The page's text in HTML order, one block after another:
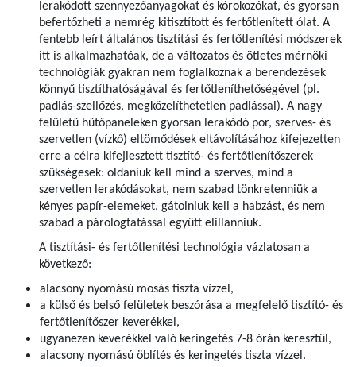
lerakódott szennyezőanyagokat és kórokozókat, és gyorsan
befertőzheti a nemrég kitisztított és fertőtlenített ólat. A
fentebb leírt általános tisztítási és fertőtlenítési módszerek
itt is alkalmazhatóak, de a változatos és ötletes mérnöki
technológiák gyakran nem foglalkoznak a berendezések
könnyű tisztíthatóságával és fertőtleníthetőségével (pl.
padlás-szellőzés, megközelíthetetlen padlással). A nagy
felületű hűtőpaneleken gyorsan lerakódó por, szerves- és
szervetlen (vízkő) eltömődések eltávolításához kifejezetten
erre a célra kifejlesztett tisztító- és fertőtlenítőszerek
szükségesek: oldaniuk kell mind a szerves, mind a
szervetlen lerakódásokat, nem szabad tönkretenniük a
kényes papír-elemeket, gátolniuk kell a habzást, és nem
szabad a párologtatással együtt elillanniuk.
A tisztítási- és fertőtlenítési technológia vázlatosan a
következő:
alacsony nyomású mosás tiszta vízzel,
a külső és belső felületek beszórása a megfelelő tisztító- és
fertőtlenítőszer keverékkel,
ugyanezen keverékkel való keringetés 7-8 órán keresztül,
alacsony nyomású öblítés és keringetés tiszta vízzel.